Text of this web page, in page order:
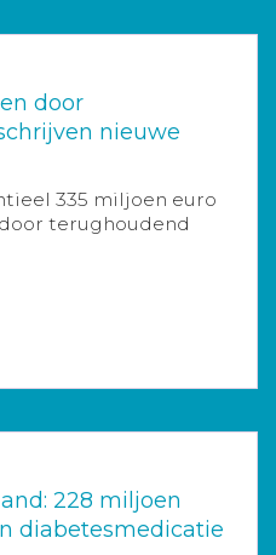
door
nieuwe
335 miljoen euro
terughoudend
228 miljoen
diabetesmedicatie